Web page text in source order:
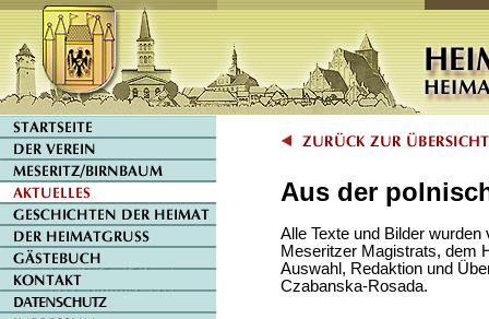
Aus der
Alle Texte und Bilder
Meseritzer Magistrats, dem
Auswahl, Redaktion und
Czabanska-Rosada.